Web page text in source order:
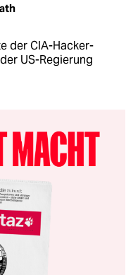
der CIA-Hacker-
US-Regierung